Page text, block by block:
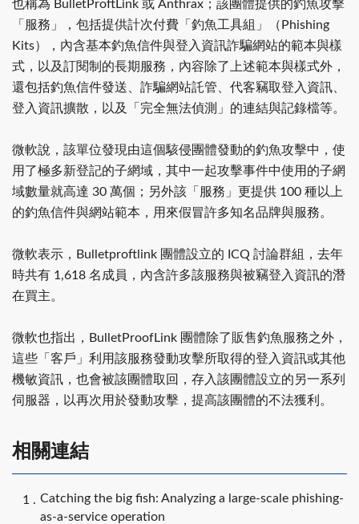
也稱為 BulletProftLink 或 Anthrax；該團體提供的釣魚攻擊
「服務」，包括提供計次付費「釣魚工具組」（Phishing
Kits），內含基本釣魚信件與登入資訊詐騙網站的範本與樣
式，以及訂閱制的長期服務，內容除了上述範本與樣式外，
還包括釣魚信件發送、詐騙網站託管、代客竊取登入資訊、
登入資訊擴散，以及「完全無法偵測」的連結與記錄檔等。
微軟說，該單位發現由這個駭侵團體發動的釣魚攻擊中，使
用了極多新登記的子網域，其中一起攻擊事件中使用的子網
域數量就高達 30 萬個；另外該「服務」更提供 100 種以上
的釣魚信件與網站範本，用來假冒許多知名品牌與服務。
微軟表示，Bulletproftlink 團體設立的 ICQ 討論群組，去年
時共有 1,618 名成員，內含許多該服務與被竊登入資訊的潛
在買主。
微軟也指出，BulletProofLink 團體除了販售釣魚服務之外，
這些「客戶」利用該服務發動攻擊所取得的登入資訊或其他
機敏資訊，也會被該團體取回，存入該團體設立的另一系列
伺服器，以再次用於發動攻擊，提高該團體的不法獲利。
相關連結
Catching the big fish: Analyzing a large-scale phishing-
as-a-service operation